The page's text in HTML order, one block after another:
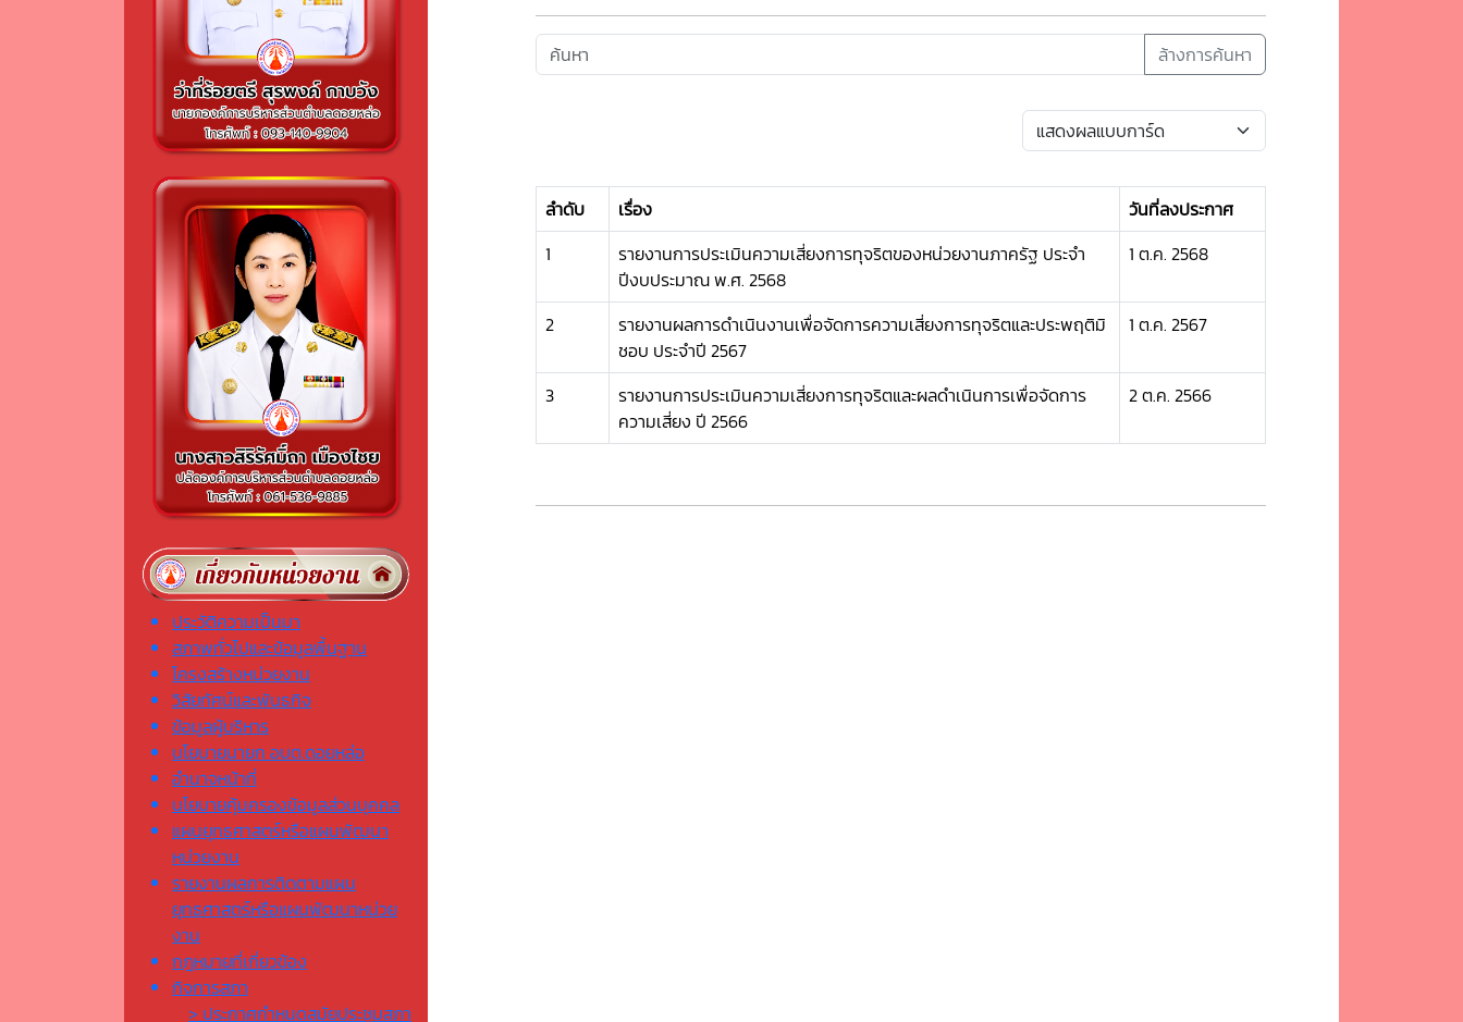
ประวัติความเป็นมา
สภาพทั่วไปและข้อมูลพื้นฐาน
โครงสร้างหน่วยงาน
วิสัยทัศน์และพันธกิจ
ข้อมูลผู้บริหาร
นโยบายนายก อบต.ดอยหล่อ
อำนาจหน้าที่
นโยบายคุ้มครองข้อมูลส่วนบุคคล
แผนยุทธศาสตร์หรือแผนพัฒนา
หน่วยงาน
รายงานผลการติดตามแผน
ยุทธศาสตร์หรือแผนพัฒนาหน่วย
งาน
กฎหมายที่เกี่ยวข้อง
กิจการสภา
> ประกาศกำหนดสมัยประชุมสภา
ล้างการค้นหา
ลำดับ เรื่อง
วันที่ลงประกาศ
1
รายงานการประเมินความเสี่ยงการทุจริตของหน่วยงานภาครัฐ ประจำ
ปีงบประมาณ พ.ศ. 2568
1 ต.ค. 2568
2
รายงานผลการดำเนินงานเพื่อจัดการความเสี่ยงการทุจริตและประพฤติมิ
ชอบ ประจำปี 2567
1 ต.ค. 2567
3
รายงานการประเมินความเสี่ยงการทุจริตและผลดำเนินการเพื่อจัดการ
ความเสี่ยง ปี 2566
2 ต.ค. 2566